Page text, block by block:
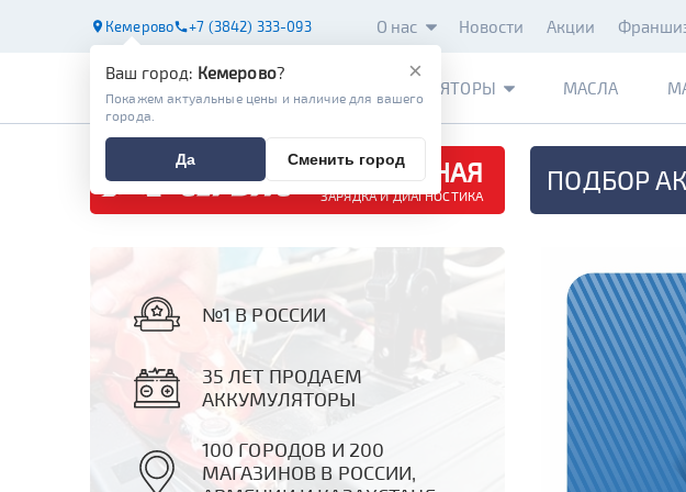
Кемерово +7 (3842) 333-093 О нас Новости Акции
АККУМУЛЯТОРЫ МАСЛА
БЕСПЛАТНАЯ
ЗАРЯДКА И ДИАГНОСТИКА ПОДБОР
№1 В РОССИИ
35 ЛЕТ ПРОДАЕМ
АККУМУЛЯТОРЫ
100 ГОРОДОВ И 200
МАГАЗИНОВ В РОССИИ,
×
Ваш город: Кемерово?
Покажем актуальные цены и наличие для вашего
города.
Да Сменить город